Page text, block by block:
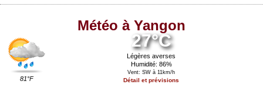
Météo à Yangon
81°F
27°C
Légères averses
Humidité: 86%
Vent: SW à 11km/h
Détail et prévisions